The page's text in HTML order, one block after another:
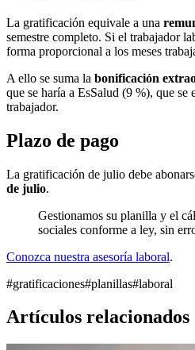
La gratificación equivale a una
semestre completo. Si el trabajador
forma proporcional a los meses
A ello se suma la bonificación
que se haría a EsSalud (9 %), que se
trabajador.
Plazo de pago
La gratificación de julio debe
de julio.
Gestionamos su planilla y el
sociales conforme a ley, sin
Conozca nuestra asesoría laboral.
#gratificaciones#planillas#laboral
Artículos relacionados